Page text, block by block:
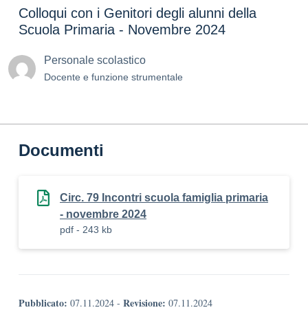
Colloqui con i Genitori degli alunni della
Scuola Primaria - Novembre 2024
Personale scolastico
Docente e funzione strumentale
Documenti
Circ. 79 Incontri scuola famiglia primaria
- novembre 2024
pdf - 243 kb
Pubblicato: 07.11.2024 - Revisione: 07.11.2024